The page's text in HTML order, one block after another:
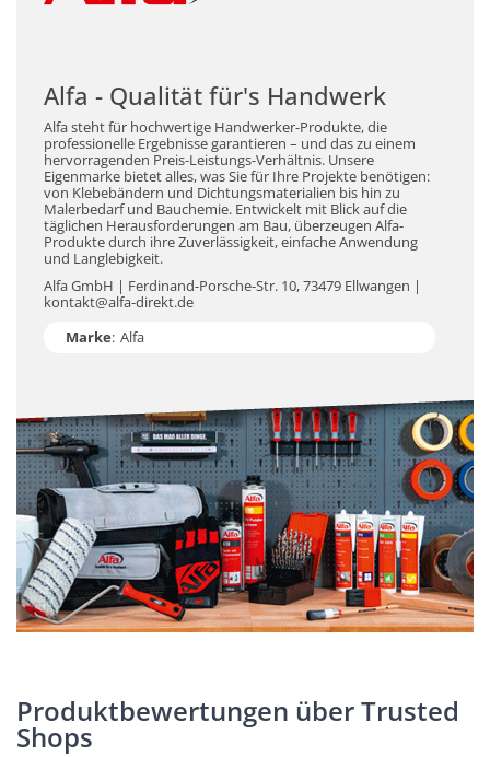
Alfa - Qualität für's Handwerk
Alfa steht für hochwertige Handwerker-Produkte, die
professionelle Ergebnisse garantieren – und das zu einem
hervorragenden Preis-Leistungs-Verhältnis. Unsere
Eigenmarke bietet alles, was Sie für Ihre Projekte benötigen:
von Klebebändern und Dichtungsmaterialien bis hin zu
Malerbedarf und Bauchemie. Entwickelt mit Blick auf die
täglichen Herausforderungen am Bau, überzeugen Alfa-
Produkte durch ihre Zuverlässigkeit, einfache Anwendung
und Langlebigkeit.
Alfa GmbH | Ferdinand-Porsche-Str. 10, 73479 Ellwangen |
kontakt@alfa-direkt.de
Marke: Alfa
Produktbewertungen über Trusted
Shops